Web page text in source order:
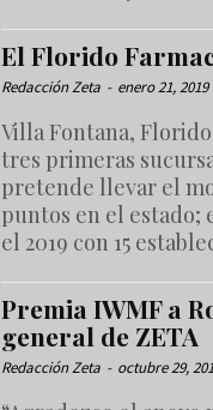
El Florido
Redacción Zeta - enero 21, 2019
Villa Fontana,
tres primeras
pretende llevar el
puntos en el
el 2019 con 15
Premia IWMF a
general de ZETA
Redacción Zeta - octubre 29,